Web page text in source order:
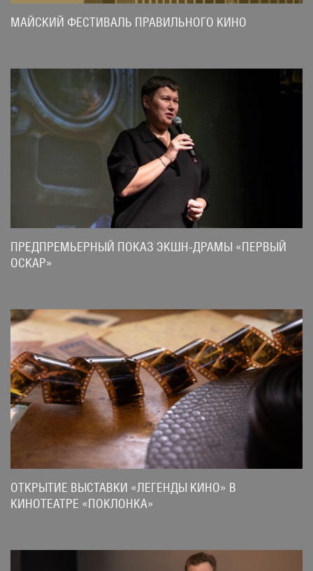
МАЙСКИЙ ФЕСТИВАЛЬ ПРАВИЛЬНОГО КИНО
ПРЕДПРЕМЬЕРНЫЙ ПОКАЗ ЭКШН-ДРАМЫ «ПЕРВЫЙ
ОСКАР»
ОТКРЫТИЕ ВЫСТАВКИ «ЛЕГЕНДЫ КИНО» В
КИНОТЕАТРЕ «ПОКЛОНКА»